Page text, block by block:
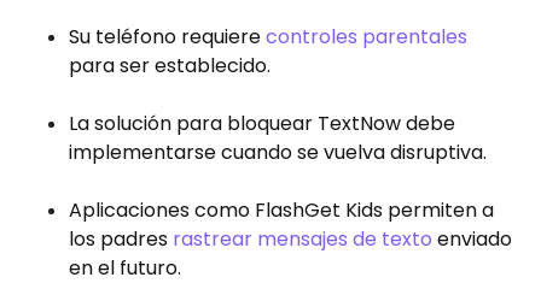
Su teléfono requierecontroles parentales
para ser establecido.
La solución para bloquear TextNow debe
implementarse cuando se vuelva disruptiva.
Aplicaciones como FlashGet Kids permiten a
los padres rastrear mensajes de texto enviado
en el futuro.